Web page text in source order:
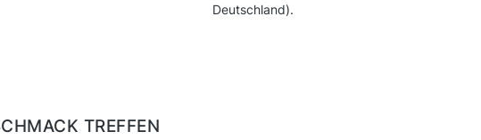
Deutschland).
TREFFEN